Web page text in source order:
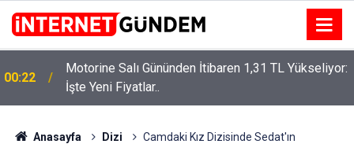
00:22
Motorine Salı Gününden İtibaren 1,31 TL Yükseliyor:
İşte Yeni Fiyatlar..
Anasayfa Dizi
Camdaki Kız Dizisinde Sedat'ın